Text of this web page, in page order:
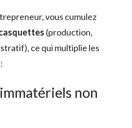
vous cumulez
(production,
ce qui multiplie les
non